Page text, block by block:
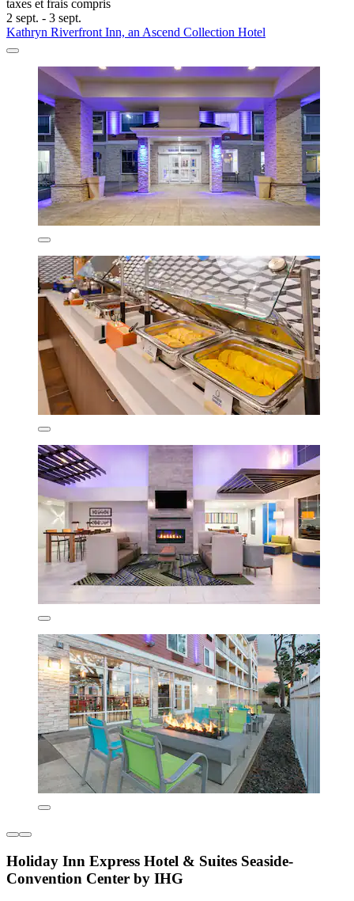
taxes et frais compris
2 sept. - 3 sept.
Kathryn Riverfront Inn, an Ascend Collection Hotel
Holiday Inn Express Hotel & Suites Seaside-
Convention Center by IHG